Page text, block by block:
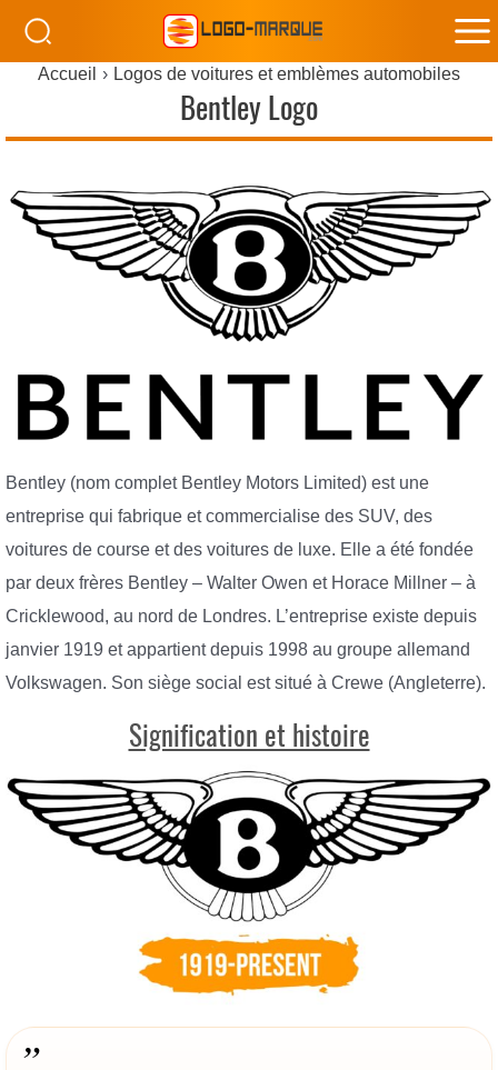
Accueil Logos de voitures et emblèmes automobiles
Bentley Logo
Bentley (nom complet Bentley Motors Limited) est une
entreprise qui fabrique et commercialise des SUV, des
voitures de course et des voitures de luxe. Elle a été fondée
par deux frères Bentley – Walter Owen et Horace Millner – à
Cricklewood, au nord de Londres. L’entreprise existe depuis
janvier 1919 et appartient depuis 1998 au groupe allemand
Volkswagen. Son siège social est situé à Crewe (Angleterre).
Signification et histoire